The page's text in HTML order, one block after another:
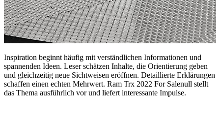
Inspiration beginnt häufig mit verständlichen Informationen und
spannenden Ideen. Leser schätzen Inhalte, die Orientierung geben
und gleichzeitig neue Sichtweisen eröffnen. Detaillierte Erklärungen
schaffen einen echten Mehrwert. Ram Trx 2022 For Salenull stellt
das Thema ausführlich vor und liefert interessante Impulse.